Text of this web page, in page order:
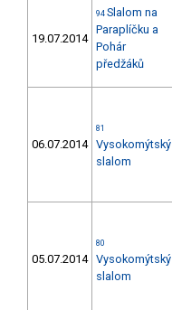
19.07.2014
94 Slalom na
Paraplíčku a
Pohár
předžáků
06.07.2014
81
Vysokomýtský
slalom
05.07.2014
80
Vysokomýtský
slalom